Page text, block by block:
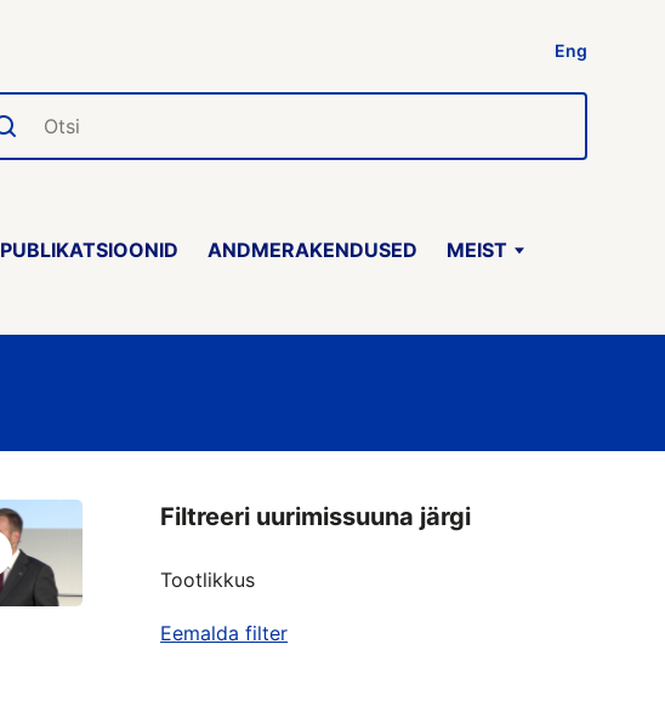
Eng
PUBLIKATSIOONID ANDMERAKENDUSED MEIST
Filtreeri uurimissuuna järgi
Tootlikkus
Eemalda filter